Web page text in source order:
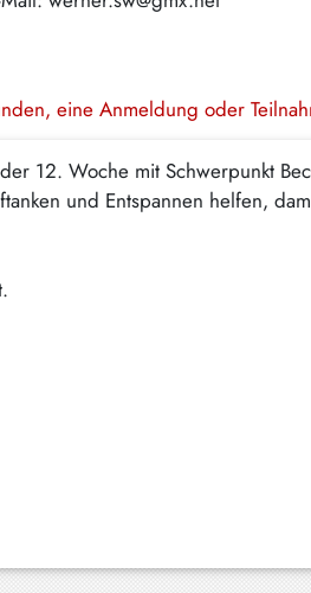
eine Anmeldung oder
12. Woche mit Schwerpunkt
und Entspannen helfen,